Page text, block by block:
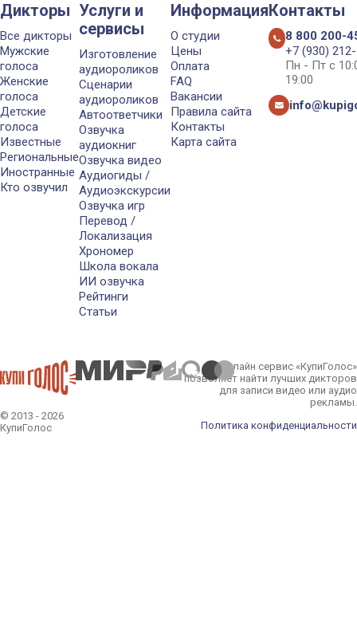
Дикторы
Все дикторы
Мужские
голоса
Женские
голоса
Детские
голоса
Известные
Региональные
Иностранные
Кто озвучил
Услуги и
сервисы
Изготовление
аудиороликов
Сценарии
аудиороликов
Автоответчики
Озвучка
аудиокниг
Озвучка видео
Аудиогиды /
Аудиоэкскурсии
Озвучка игр
Перевод /
Локализация
Хрономер
Школа вокала
ИИ озвучка
Рейтинги
Статьи
Информация
О студии
Цены
Оплата
FAQ
Вакансии
Правила сайта
Контакты
Карта сайта
Контакты
8 800 200-
+7 (930)
Пн - Пт с
19:00
© 2013 - 2026
КупиГолос
Онлайн сервис «КупиГолос»
позволяет найти лучших дикторов
для записи видео или аудио
рекламы.
Политика конфиденциальности